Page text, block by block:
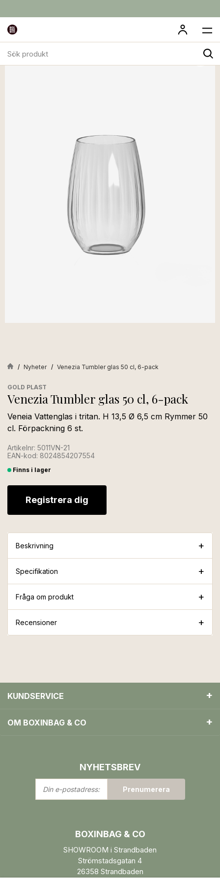
produkt
Nyheter Venezia Tumbler glas 50 cl, 6-pack
GOLD PLAST
Venezia Tumbler glas 50 cl, 6-pack
Veneia Vattenglas i tritan. H 13,5 Ø 6,5 cm Rymmer 50
cl. Förpackning 6 st.
Artikelnr: 5011VN-21
EAN-kod: 8024854207554
Finns i lager
Registrera dig
Beskrivning
Specifikation
Fråga om produkt
Recensioner
KUNDSERVICE
OM BOXINBAG & CO
NYHETSBREV
Din
e-
Prenumerera
BOXINBAG & CO
SHOWROOM i Strandbaden
Strömstadsgatan 4
26358 Strandbaden